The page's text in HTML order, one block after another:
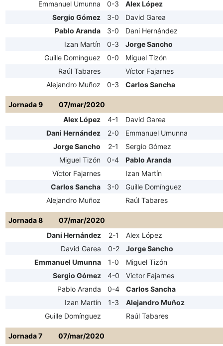
Emmanuel Umunna 0-3
Alex López
Sergio Gómez
3-0
David Garea
Pablo Aranda
3-0
Dani Hernández
Izan Martín
0-3
Jorge Sancho
Guille Domínguez
0-0
Miguel Tizón
Raúl Tabares
Víctor Fajarnes
Alejandro Muñoz
0-3 Carlos Sancha
Jornada 9
07/mar/2020
Alex López
4-1
David Garea
Dani Hernández
2-0
Emmanuel Umunna
Jorge Sancho
2-1
Sergio Gómez
Miguel Tizón
0-4
Pablo Aranda
Víctor Fajarnes
Izan Martín
Carlos Sancha
3-0
Guille Domínguez
Alejandro Muñoz
Raúl Tabares
Jornada 8
07/mar/2020
Dani Hernández
2-1
Alex López
David Garea
0-2
Jorge Sancho
Emmanuel Umunna
1-0
Miguel Tizón
Sergio Gómez
4-0
Víctor Fajarnes
Pablo Aranda
0-4
Carlos Sancha
Izan Martín
1-3
Alejandro Muñoz
Guille Domínguez
Raúl Tabares
Jornada 7
07/mar/2020